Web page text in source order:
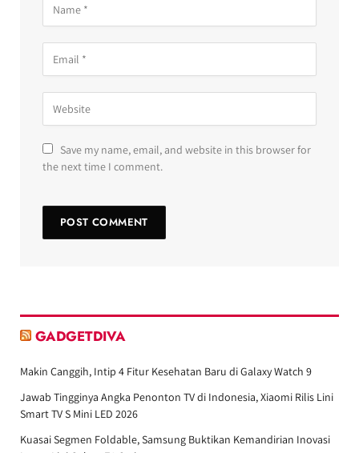
Save my name, email, and website in this browser for
the next time I comment.
GADGETDIVA
Makin Canggih, Intip 4 Fitur Kesehatan Baru di Galaxy Watch 9
Jawab Tingginya Angka Penonton TV di Indonesia, Xiaomi Rilis Lini
Smart TV S Mini LED 2026
Kuasai Segmen Foldable, Samsung Buktikan Kemandirian Inovasi